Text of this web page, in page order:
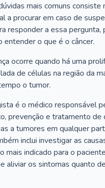
mais comuns consiste
a procurar em caso de
responder a essa pergunta,
entender o que é o câncer.
ocorre quando há uma
de células na região da
o tumor.
é o médico responsável
prevenção e tratamento de
a tumores em qualquer
inclui investigar as
mais indicado para o
aliviar os sintomas quanto